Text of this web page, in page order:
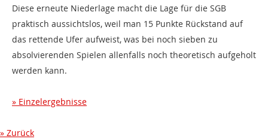
Diese erneute Niederlage macht die Lage für die SGB
praktisch aussichtslos, weil man 15 Punkte Rückstand auf
das rettende Ufer aufweist, was bei noch sieben zu
absolvierenden Spielen allenfalls noch theoretisch aufgeholt
werden kann.
Einzelergebnisse
Zurück